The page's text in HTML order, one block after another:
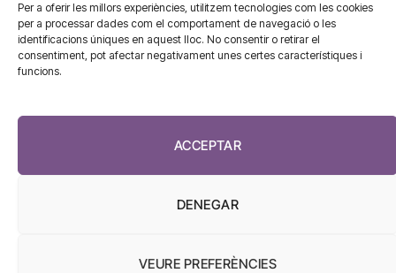
Per a oferir les millors experiències, utilitzem tecnologies com les cookies
per a processar dades com el comportament de navegació o les
identificacions úniques en aquest lloc. No consentir o retirar el
consentiment, pot afectar negativament unes certes característiques i
funcions.
ACCEPTAR
DENEGAR
VEURE PREFERÈNCIES
CONTACTA'NS
redaccio@diarisanitat.cat
932 311 247
CONNECTA